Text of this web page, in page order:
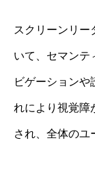
スクリーンリー
いて、セマンテ
ビゲーションや
れにより視覚障
され、全体のユ